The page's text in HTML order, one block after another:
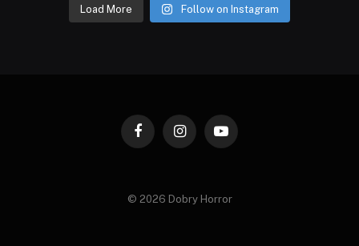
Load More Follow on Instagram
FacebookInstagramYouTube
© 2026 Dobry Horror